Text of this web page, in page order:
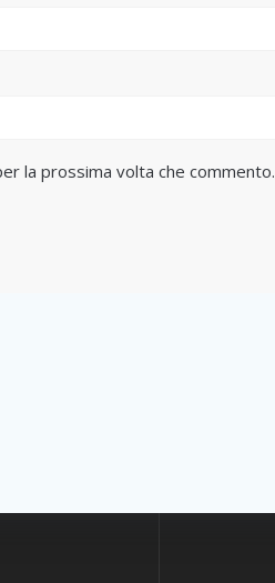
la prossima volta che commento.